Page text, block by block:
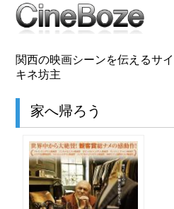
関西の映画シーンを伝えるサイ
キネ坊主
家へ帰ろう